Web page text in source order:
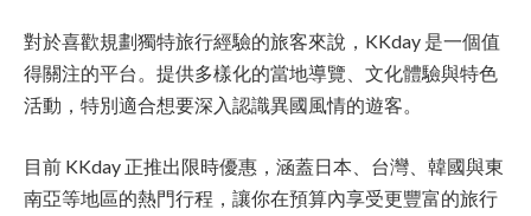
對於喜歡規劃獨特旅行經驗的旅客來說，KKday 是一個值
得關注的平台。提供多樣化的當地導覽、文化體驗與特色
活動，特別適合想要深入認識異國風情的遊客。
目前 KKday 正推出限時優惠，涵蓋日本、台灣、韓國與東
南亞等地區的熱門行程，讓你在預算內享受更豐富的旅行